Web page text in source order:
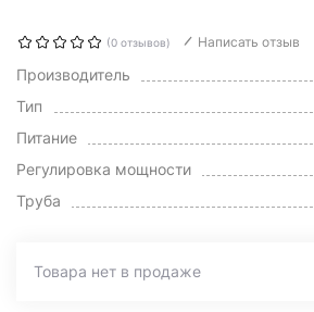
(0 отзывов) Написать отзыв
Производитель
Тип
Питание
Регулировка мощности
Труба
Товара нет в продаже